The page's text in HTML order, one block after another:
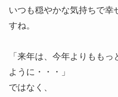
いつも穏やかな気持ちで幸
すね。
「来年は、今年よりもも
ように・・・」
ではなく、